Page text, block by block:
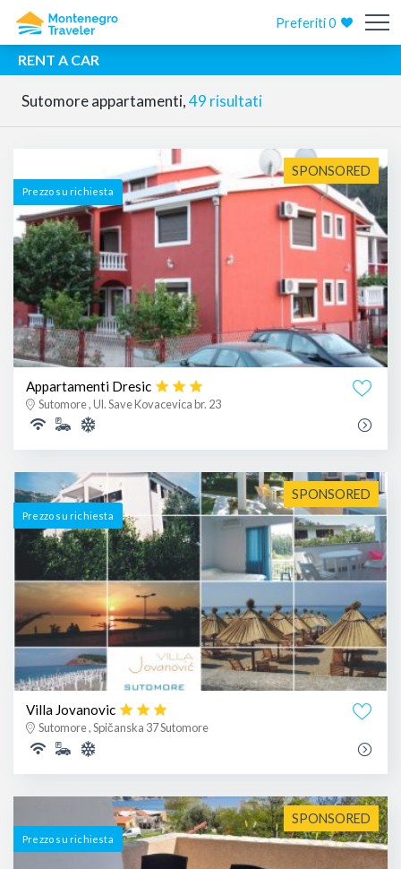
Preferiti0
RENT A CAR
Sutomore appartamenti,49 risultati
SPONSORED
Prezzo su richiesta
Appartamenti Dresic
Sutomore , Ul. Save Kovacevica br. 23
SPONSORED
Prezzo su richiesta
Villa Jovanovic
Sutomore , Spičanska 37 Sutomore
SPONSORED
Prezzo su richiesta